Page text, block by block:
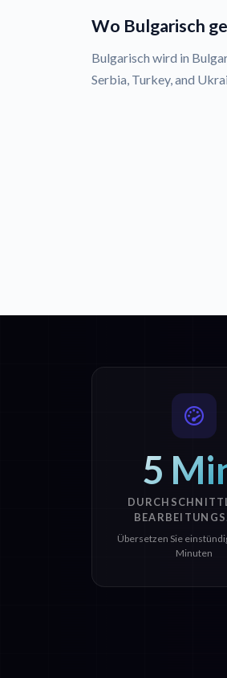
Wo Bulgarisch
Bulgarisch wird in
Serbia, Turkey, and
5
Übersetzen Sie
Minuten